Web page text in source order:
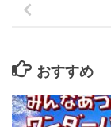
おすすめ